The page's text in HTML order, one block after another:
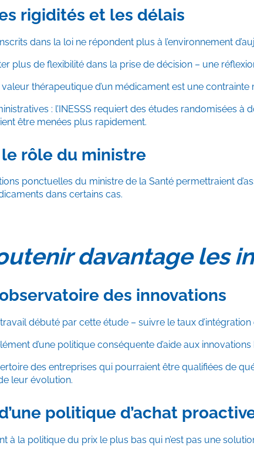
rigidités et les délais
dans la loi ne répondent plus à l’environnement
de flexibilité dans la prise de décision – une
thérapeutique d’un médicament est une
: l’INESSS requiert des études randomisées à
être menées plus rapidement.
rôle du ministre
ponctuelles du ministre de la Santé permettraient
dans certains cas.
davantage les
des innovations
débuté par cette étude – suivre le taux d’intégration
d’une politique conséquente d’aide aux
des entreprises qui pourraient être qualifiées de
leur évolution.
politique d’achat
la politique du prix le plus bas qui n’est pas une